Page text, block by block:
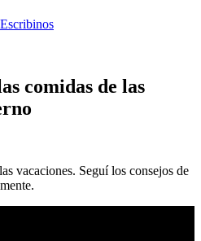
Escribinos
comidas de las
vacaciones. Seguí los consejos de